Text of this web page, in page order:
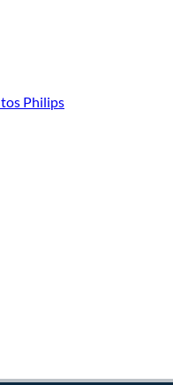
Philips